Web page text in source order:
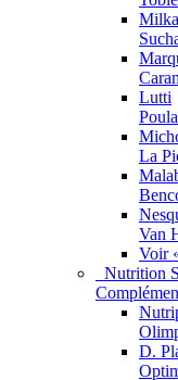
Milka
Lutti
La
Van
Voir
Nutrition
D.